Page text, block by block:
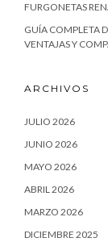
FURGONETAS
GUÍA COMPLETA
VENTAJAS Y
ARCHIVOS
JULIO 2026
JUNIO 2026
MAYO 2026
ABRIL 2026
MARZO 2026
DICIEMBRE 2025